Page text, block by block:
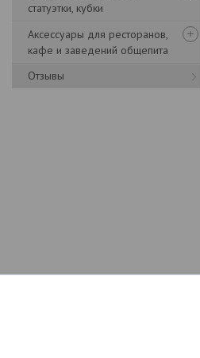
статуэтки, кубки
Аксессуары для ресторанов,
кафе и заведений общепита
Отзывы